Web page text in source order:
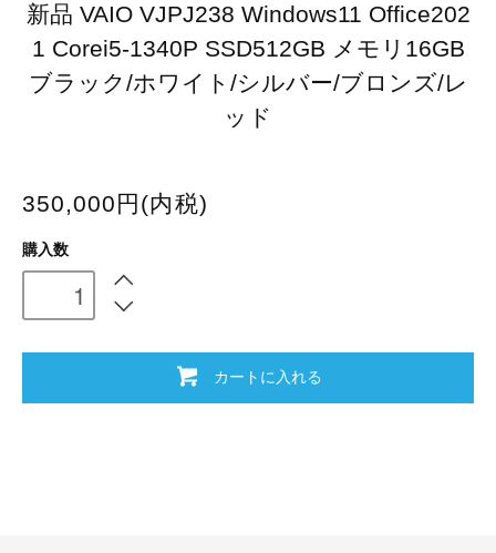
新品 VAIO VJPJ238 Windows11 Office202
1 Corei5-1340P SSD512GB メモリ16GB
ブラック/ホワイト/シルバー/ブロンズ/レ
ッド
350,000円(内税)
購入数
カートに入れる